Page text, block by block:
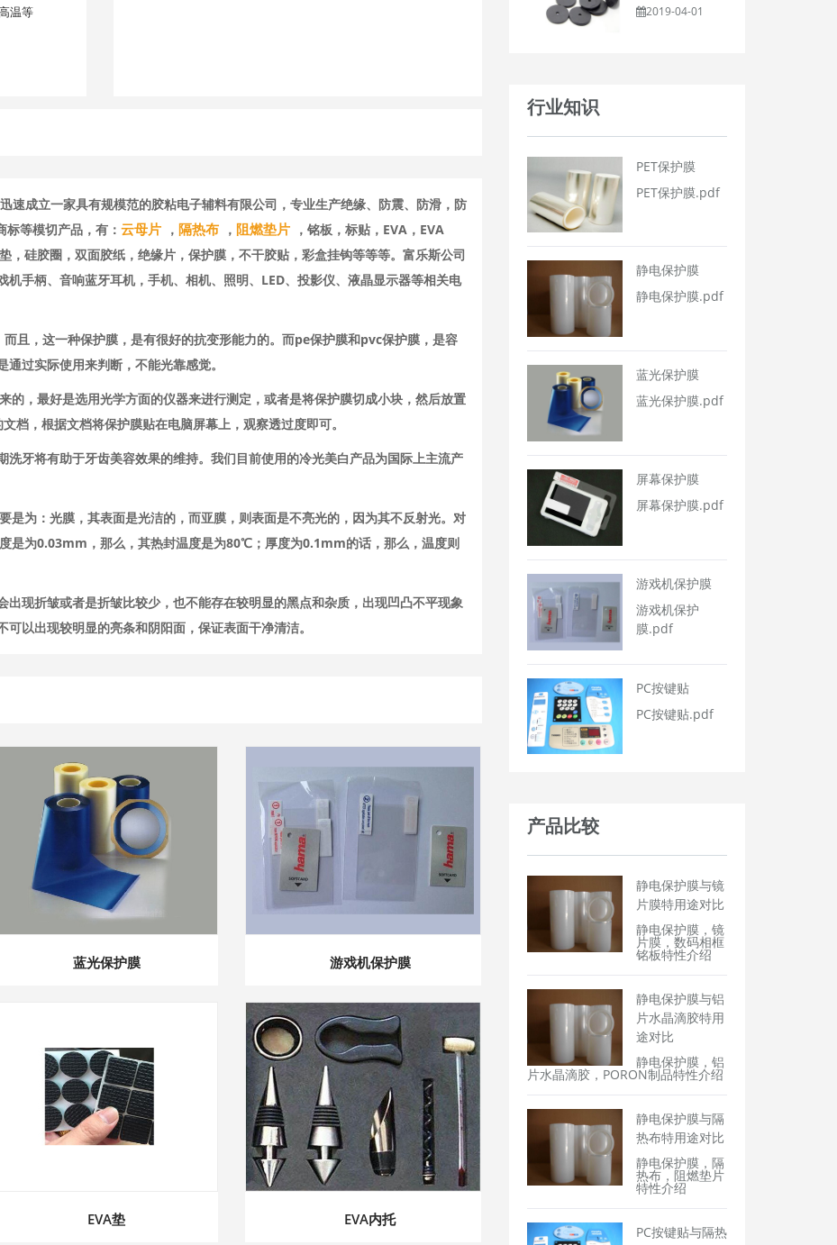
温等
速成立一家具有规模范的胶粘电子辅料有限公司，专业生产绝缘、防震、防滑，防
等模切产品，有： 云母片 ， 隔热布 ， 阻燃垫片 ，铭板，标贴，EVA，EVA
，硅胶圈，双面胶纸，绝缘片，保护膜，不干胶贴，彩盒挂钩等等等。富乐斯公司
手柄、音响蓝牙耳机，手机、相机、照明、LED、投影仪、液晶显示器等相关电
且，这一种保护膜，是有很好的抗变形能力的。而pe保护膜和pvc保护膜，是容
过实际使用来判断，不能光靠感觉。
的，最好是选用光学方面的仪器来进行测定，或者是将保护膜切成小块，然后放置
档，根据文档将保护膜贴在电脑屏幕上，观察透过度即可。
牙将有助于牙齿美容效果的维持。我们目前使用的冷光美白产品为国际上主流产
是为：光膜，其表面是光洁的，而亚膜，则表面是不亮光的，因为其不反射光。对
是为0.03mm，那么，其热封温度是为80℃；厚度为0.1mm的话，那么，温度则
现折皱或者是折皱比较少，也不能存在较明显的黑点和杂质，出现凹凸不平现象
以出现较明显的亮条和阴阳面，保证表面干净清洁。
蓝光保护膜 游戏机保护膜
EVA垫 EVA内托
2019-04-01
行业知识
PET保护膜
PET保护膜.pdf
静电保护膜
静电保护膜.pdf
蓝光保护膜
蓝光保护膜.pdf
屏幕保护膜
屏幕保护膜.pdf
游戏机保护膜
游戏机保护
膜.pdf
PC按键贴
PC按键贴.pdf
产品比较
静电保护膜与镜
片膜特用途对比
静电保护膜，镜
片膜，数码相框
铭板特性介绍
静电保护膜与铝
片水晶滴胶特用
途对比
静电保护膜，铝
片水晶滴胶，PORON制品特性介绍
静电保护膜与隔
热布特用途对比
静电保护膜，隔
热布，阻燃垫片
特性介绍
PC按键贴与隔热